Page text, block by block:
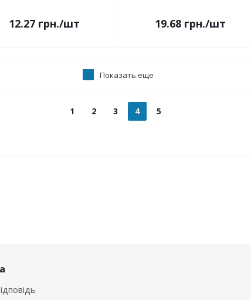
12.27 грн./шт 19.68 грн./шт
Показать еще
1 2 3 4 5